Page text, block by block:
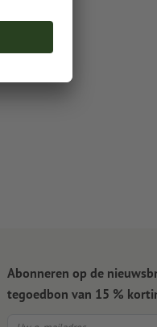
Abonneren op de
tegoedbon van 15 %